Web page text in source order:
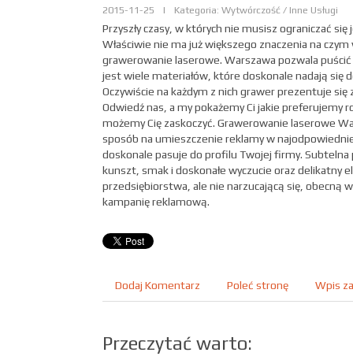
2015-11-25 | Kategoria: Wytwórczość / Inne Usługi
Przyszły czasy, w których nie musisz ograniczać
Właściwie nie ma już większego znaczenia na
grawerowanie laserowe. Warszawa pozwala
jest wiele materiałów, które doskonale nadają się
Oczywiście na każdym z nich grawer prezentuje się
Odwiedź nas, a my pokażemy Ci jakie preferujemy
możemy Cię zaskoczyć. Grawerowanie laserowe
sposób na umieszczenie reklamy w
doskonale pasuje do profilu Twojej firmy. Subtelna
kunszt, smak i doskonałe wyczucie oraz delikatny
przedsiębiorstwa, ale nie narzucającą się, obecną
kampanię reklamową.
Dodaj Komentarz Poleć stronę Wpis
Przeczytać warto: